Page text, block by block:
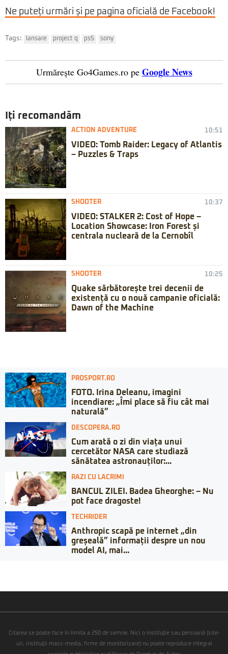
Ne puteți urmări și pe pagina oficială de Facebook!
Tags: lansare project q ps5 sony
Urmărește Go4Games.ro pe Google News
Iți recomandăm
ACTION ADVENTURE 10:51
VIDEO: Tomb Raider: Legacy of Atlantis
– Puzzles & Traps
SHOOTER 10:37
VIDEO: STALKER 2: Cost of Hope –
Location Showcase: Iron Forest și
centrala nucleară de la Cernobîl
SHOOTER 10:25
Quake sărbătorește trei decenii de
existență cu o nouă campanie oficială:
Dawn of the Machine
PROSPORT.RO
FOTO. Irina Deleanu, imagini
incendiare: „Îmi place să fiu cât mai
naturală”
DESCOPERA.RO
Cum arată o zi din viața unui
cercetător NASA care studiază
sănătatea astronauților:...
RAZI CU LACRIMI
BANCUL ZILEI. Badea Gheorghe: – Nu
pot face dragoste!
TECHRIDER
Anthropic scapă pe internet „din
greșeală” informații despre un nou
model AI, mai...
Citarea se poate face în limita a 250 de semne. Nici o instituţie sau persoană (site-
uri, instituţii mass-media, firme de monitorizare) nu poate reproduce integral